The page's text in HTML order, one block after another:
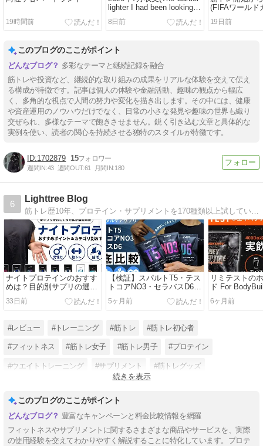
19時間前
lighter I had been looking
8日前
(FIFAワールド
19日前
このブログのここがポイント
多彩なテーマと継続記録を融合
筋トレや投資など、継続的な取り組みの成果をリアルな体験を交えて伝え
る構成が特徴です。記事は個人の体験や金融活動、趣味の観点から幅広
く、多角的な視点で人間の努力や変化を描き出します。その中には、健康
や資産運用のノウハウだけでなく、日常の小さな発見や趣味の世界も織り
交ぜられ、多様なテーマで飽きさせません。鋭く引き込む文章と具体的な
実例を使い、読者の関心を持続させる独特のスタイルが特徴です。
1702879 15
週間IN:43 週間OUT:61 月間IN:180
6
Lighttree Blog
筋トレ歴10年、プロテイン・サプリメントを170種類以上試している筆者が初心者〜中級者向けに発信しているブログ。プロテインやサプリメントのレビュー、ジムの紹介、トレーニング方法やトレーニーなら知っておきたいコラム記事を執筆しています。
ナイトプロテインのおすす
めは？目的別サプリの選び
方を徹底解説
33日前
【検証】スパルトT5・テス
トコアNO3・セラバスD6の
違いを30代男が徹底解説！
併用はアリ？
5ヶ月前
リミテストの
ド For
ュー＆解説！
調査！
6ヶ月前
#レビュー #トレーニング #筋トレ #筋トレ初心者
#フィットネス #筋トレ女子 #筋トレ男子 #プロテイン
#ウエイトトレーニング #サプリメント #筋トレグッズ
続きを表示
このブログのここがポイント
豊富なキャンペーンと料金比較情報を網羅
フィットネスやサプリメントに関するさまざまな商品やサービスを、実際
の使用経験を交えてわかりやすく解説することに特化しています。プロテ